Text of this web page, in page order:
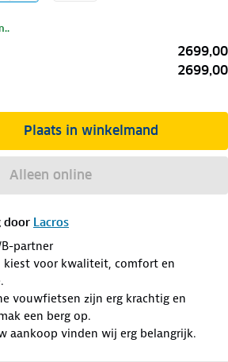
2699,00
2699,00
Plaats in winkelmand
Alleen online
door Lacros
partner
kiest voor kwaliteit, comfort en
vouwfietsen zijn erg krachtig en
een berg op.
aankoop vinden wij erg belangrijk.